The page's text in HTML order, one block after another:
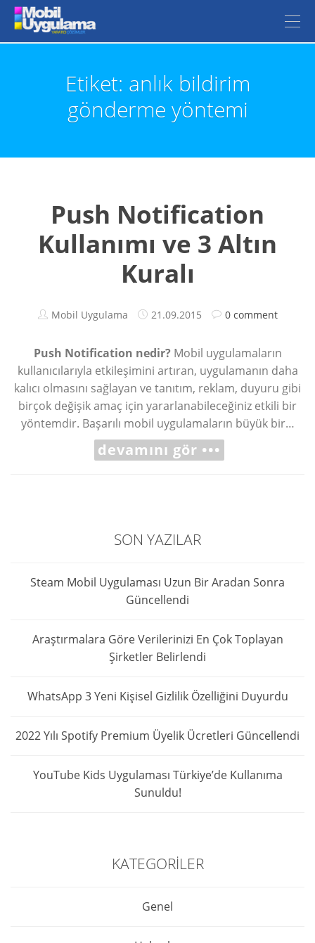
Etiket: anlık bildirim
gönderme yöntemi
Push Notification
Kullanımı ve 3 Altın
Kuralı
Mobil Uygulama 21.09.2015 0 comment
Push Notification nedir? Mobil uygulamaların
kullanıcılarıyla etkileşimini artıran, uygulamanın daha
kalıcı olmasını sağlayan ve tanıtım, reklam, duyuru gibi
birçok değişik amaç için yararlanabileceğiniz etkili bir
yöntemdir. Başarılı mobil uygulamaların büyük bir…
devamını gör •••
SON YAZILAR
Steam Mobil Uygulaması Uzun Bir Aradan Sonra
Güncellendi
Araştırmalara Göre Verilerinizi En Çok Toplayan
Şirketler Belirlendi
WhatsApp 3 Yeni Kişisel Gizlilik Özelliğini Duyurdu
2022 Yılı Spotify Premium Üyelik Ücretleri Güncellendi
YouTube Kids Uygulaması Türkiye’de Kullanıma
Sunuldu!
KATEGORILER
Genel